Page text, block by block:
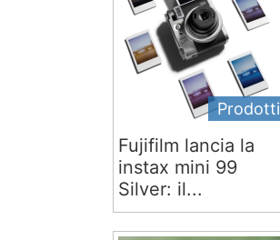
Prodotti
Fujifilm lancia la
instax mini 99
Silver: il...